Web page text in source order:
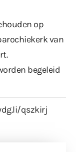
op
van
begeleid
qszkirj